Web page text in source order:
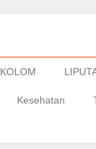
KOLOM
Kesehatan